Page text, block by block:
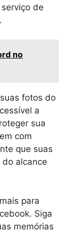
de
no
fotos do
a
sua
com
que suas
alcance
para
Siga
memórias